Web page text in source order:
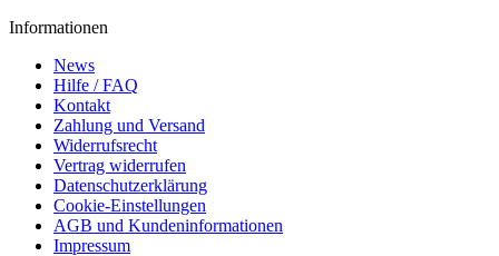
Informationen
News
Hilfe / FAQ
Kontakt
Zahlung und Versand
Widerrufsrecht
Vertrag widerrufen
Datenschutzerklärung
Cookie-Einstellungen
AGB und Kundeninformationen
Impressum